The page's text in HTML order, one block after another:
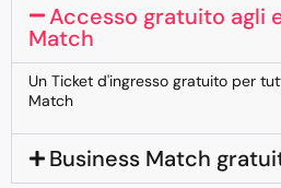
Accesso gratuito agli
Match
Un Ticket d'ingresso gratuito per
Match
Business Match